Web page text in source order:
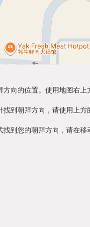
向的位置。使用地图右上
找到朝拜方向，请使用上
找到您的朝拜方向，请在